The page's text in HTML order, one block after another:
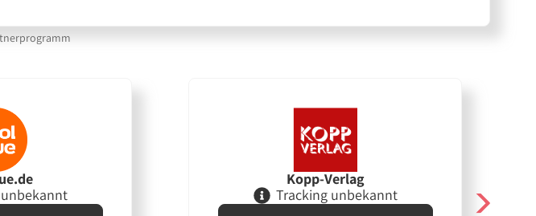
Kopp-Verlag
Tracking unbekannt